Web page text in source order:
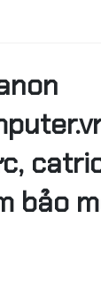
bảo